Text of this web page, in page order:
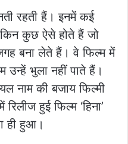
रहती हैं। इनमें कई
कुछ ऐसे होते हैं जो
बना लेते हैं। वे फिल्म में
उन्हें भुला नहीं पाते हैं।
नाम की बजाय फिल्मी
हुई फिल्म ‘हिना’
ही हुआ।